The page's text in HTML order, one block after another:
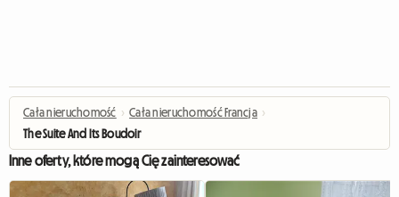
Cała nieruchomość › Cała nieruchomość Francja ›
The Suite And Its Boudoir
Inne oferty, które mogą Cię zainteresować